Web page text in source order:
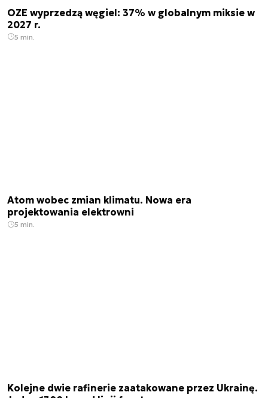
OZE wyprzedzą węgiel: 37% w globalnym miksie w
2027 r.
5 min.
Atom wobec zmian klimatu. Nowa era
projektowania elektrowni
5 min.
Kolejne dwie rafinerie zaatakowane przez Ukrainę.